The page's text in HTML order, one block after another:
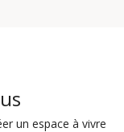
un espace à vivre